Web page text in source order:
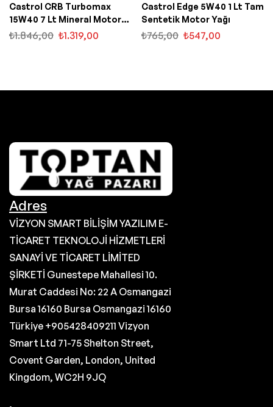
Castrol CRB Turbomax
15W40 7 Lt Mineral Motor
Yağı
₺1.846,00 ₺1.319,00
Castrol Edge 5W40 1 Lt Tam
Sentetik Motor Yağı
₺765,00 ₺547,00
Adres
VİZYON SMART BİLİŞİM YAZILIM E-
TİCARET TEKNOLOJİ HİZMETLERİ
SANAYİ VE TİCARET LİMİTED
ŞİRKETİ Gunestepe Mahallesi 10.
Murat Caddesi No: 22 A Osmangazi
Bursa 16160 Bursa Osmangazi 16160
Türkiye +905428409211 Vizyon
Smart Ltd 71-75 Shelton Street,
Covent Garden, London, United
Kingdom, WC2H 9JQ